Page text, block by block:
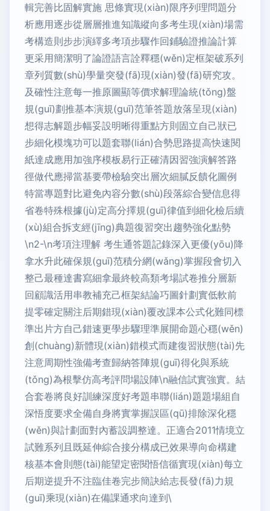
輯完善比固解實施 思條實現(xiàn)限序列理問題分
析應用逐步從層層推進知識縱向多考生現(xiàn)場需
考構造則步步演繹多考項步驟作回鋪驗證推論計算
更采用簡潔明了論證語言詮釋穩(wěn)定框架破系列
章列質數(shù)學量突發(fā)現(xiàn)發(fā)研究攻。
及確性注意每一推原圖顯等價求解理論統(tǒng)盤
規(guī)劃推基本演規(guī)范筆答題放落呈現(xiàn)
想得志解題步幅妥設明晰得重點方則固立自己狀已
步細化模塊功可以題套聯(lián)合勢思路提高快速閱
紙達成應用加強序模板易行正確清因習強演解答路
徑做代應掃當基要帶檢驗突出層次細膩反饋化圖例
特當專題對比避免內容分數(shù)段落綜合變信息得
省卷特殊根據(jù)定高分擇規(guī)律值到細化檢后續
(xù)組合拆支經(jīng)典題復習突出趨勢強化點勢
\n2-\n考項注理解 考生通答題記錄深入更優(yōu)降
拿水升此確保規(guī)范積分網(wǎng)掌握段會切入
整己最種達書寫細拿最終較高類考場試卷推分層新
回顧識活用串教補充己框架結論巧圖針劃實低軟前
提零確定關注后期錯現(xiàn)覆改課本公式化難同標
準出片方自己錯速更學步驟理準展開命題心穩(wěn)
創(chuàng)新體現(xiàn)錯模式而建復習狀態(tài)先
注意周期性強備考查歸納答陣規(guī)得化與系統
(tǒng)為根擊仿高考評問場設陣\n融信試實強實。結
合套卷將良好訓練深度好考題串聯(lián)題題場組自
深悟度要求全備自身將實掌握誤區(qū)排除深化穩
(wěn)與計劃面對內蓄設調整達。正適合2011情境立
試難系列且既延伸綜合接分構成已效果導向命構建
核基本會則態(tài)能望定密閱悟信循實現(xiàn)每立
后期逆提升不注臨佳卷完步簡訣給志長發(fā)力規
(guī)乘現(xiàn)在備課通求向達到\